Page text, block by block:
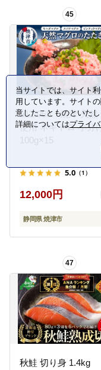
県産 土佐名物 高知
評価 食卓 ご飯のお
の日 ギフト プレゼ
[1669]
45
a12-069 焼津 天然
使用 ネギトロ 小分
100g×15
5.0 （1）
12,000円
静岡県 焼津市
47
秋鮭 切り身 1.4kg
当サイトでは、サイト
用しています。サイト
意したことものといたし
詳細についてはプライ